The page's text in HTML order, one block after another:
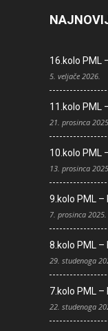
16.kolo PML
5. veljače 2026.
11.kolo PML
21. prosinca
10.kolo PML
13. prosinca
9.kolo PML –
7. prosinca 2025.
8.kolo PML –
29. studenoga
7.kolo PML –
22. studenoga